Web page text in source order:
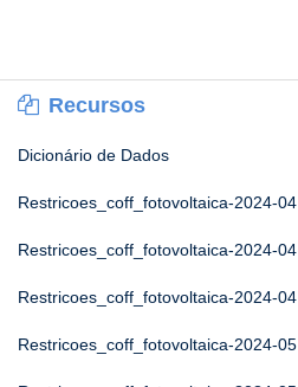
Recursos
Dicionário de Dados
Restricoes_coff_fotovoltaica-2024-04
Restricoes_coff_fotovoltaica-2024-04
Restricoes_coff_fotovoltaica-2024-04
Restricoes_coff_fotovoltaica-2024-05